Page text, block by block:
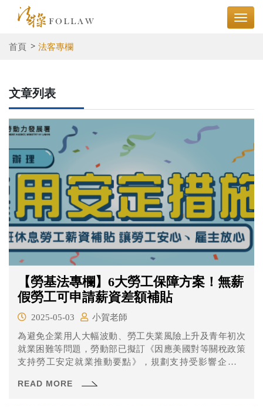
首頁 法客專欄
文章列表
【勞基法專欄】6大勞工保障方案！無薪
假勞工可申請薪資差額補貼
2025-05-03
小賀老師
為避免企業用人大幅波動、勞工失業風險上升及青年初次
就業困難等問題，勞動部已擬訂《因應美國對等關稅政策
支持勞工安定就業推動要點》，規劃支持受影響企業辦
務、鼓勵青年參加政策性產業訓練課程、初次尋職青年就
READ MORE